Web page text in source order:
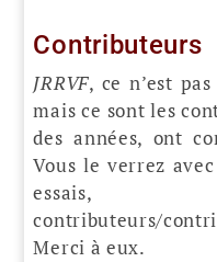
Contributeurs
JRRVF, ce n’est
mais ce sont les
des années, ont
Vous le verrez
essais,
contributeurs/
Merci à eux.